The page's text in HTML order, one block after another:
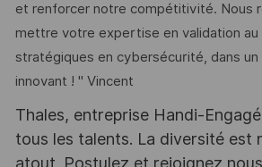
et renforcer notre compétitivité. Nous
mettre votre expertise en validation
stratégiques en cybersécurité, dans
innovant ! " Vincent
Thales, entreprise Handi-
tous les talents. La diversité est
atout. Postulez et rejoignez